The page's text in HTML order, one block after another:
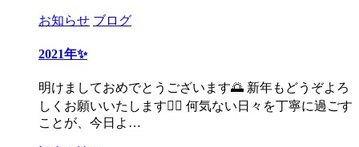
お知らせ ブログ
2021年✨
明けましておめでとうございます🌅 新年もどうぞよろ
しくお願いいたします🙇‍♀️ 何気ない日々を丁寧に過ごす
ことが、今日よ…